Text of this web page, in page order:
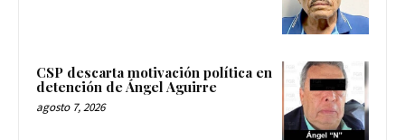
CSP descarta motivación política en
detención de Ángel Aguirre
agosto 7, 2026